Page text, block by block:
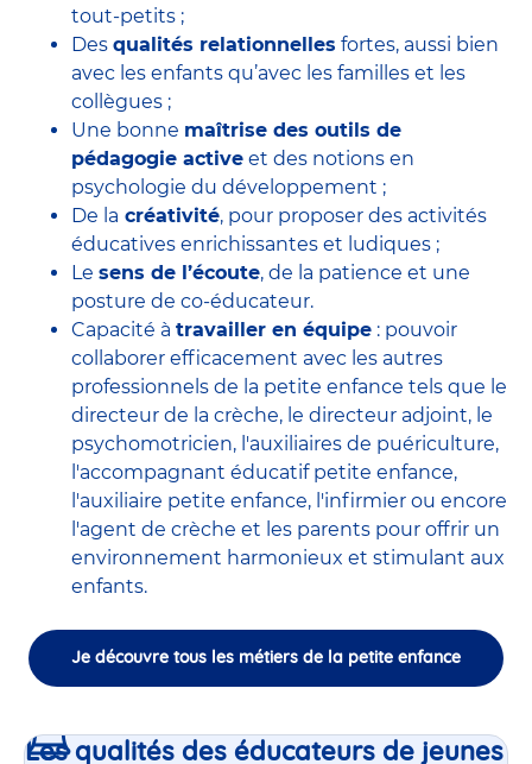
tout-petits ;
Des qualités relationnelles fortes, aussi bien
avec les enfants qu’avec les familles et les
collègues ;
Une bonne maîtrise des outils de
pédagogie active et des notions en
psychologie du développement ;
De la créativité, pour proposer des activités
éducatives enrichissantes et ludiques ;
Le sens de l’écoute, de la patience et une
posture de co-éducateur.
Capacité à travailler en équipe : pouvoir
collaborer efficacement avec les autres
professionnels de la petite enfance tels que le
directeur de la crèche, le directeur adjoint, le
psychomotricien, l'auxiliaires de puériculture,
l'accompagnant éducatif petite enfance,
l'auxiliaire petite enfance, l'infirmier ou encore
l'agent de crèche et les parents pour offrir un
environnement harmonieux et stimulant aux
enfants.
Je découvre tous les métiers de la petite enfance
Les qualités des éducateurs de jeunes